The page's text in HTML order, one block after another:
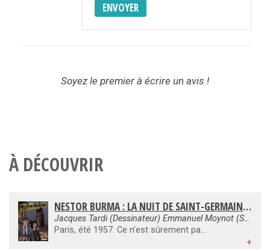
ENVOYER
Soyez le premier à écrire un avis !
À DÉCOUVRIR
NESTOR BURMA : LA NUIT DE SAINT-GERMAIN-DES-PRÉS - BD
Jacques Tardi (Dessinateur) Emmanuel Moynot (Scénario) Léo Malet (Auteur)
Paris, été 1957. Ce n'est sûrement pas la faune littéraire et artistique qui attirerait Nestor Burma à Saint-Germain-des-Prés. Mais avec deux affaires dans le quartier, un suicide trop peu crédible pour être honnête et un important vol de bijoux, il est bien obligé d'y traîner ses guêtres... Une enquête du détective de choc dans le sixième arrondissement de Paris.
+